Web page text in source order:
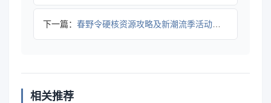
下一篇： 春野令硬核资源攻略及新潮流季活动全解析
相关推荐